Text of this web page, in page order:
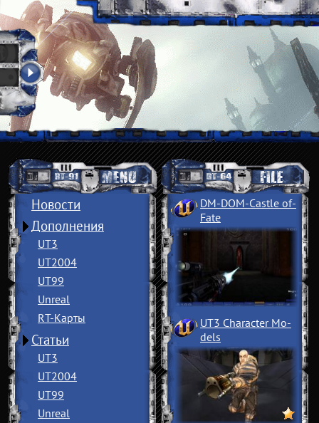
Новости
Дополнения
UT3
UT2004
UT99
Unreal
RT-Карты
Статьи
UT3
UT2004
UT99
Unreal
DM-DOM-Castle of­
Fate
UT3 Character Mo­
dels